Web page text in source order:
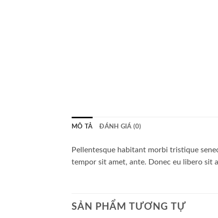
MÔ TẢ ĐÁNH GIÁ (0)
Pellentesque habitant morbi tristique
tempor sit amet, ante. Donec eu libero sit
SẢN PHẨM TƯƠNG TỰ